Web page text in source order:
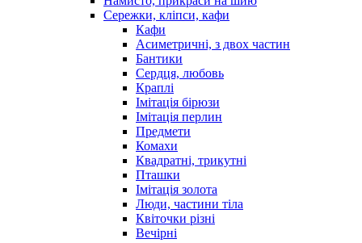
Сережки, кліпси, кафи
Кафи
Асиметричні, з двох частин
Бантики
Сердця, любовь
Краплі
Імітація бірюзи
Імітація перлин
Предмети
Комахи
Квадратні, трикутні
Пташки
Імітація золота
Люди, частини тіла
Квіточки різні
Вечірні